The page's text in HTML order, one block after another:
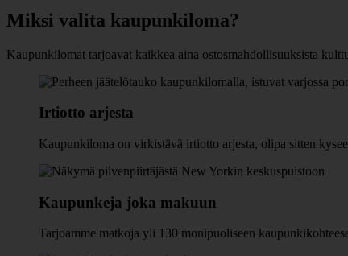
Miksi valita kaupunkiloma?
Kaupunkilomat tarjoavat kaikkea aina ostosmahdollisuuksista
Irtiotto arjesta
Kaupunkiloma on virkistävä irtiotto arjesta, olipa sitten
Kaupunkeja joka makuun
Tarjoamme matkoja yli 130 monipuoliseen